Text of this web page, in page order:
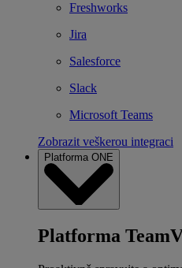
Freshworks
Jira
Salesforce
Slack
Microsoft Teams
Zobrazit veškerou integraci
Platforma ONE
Platforma